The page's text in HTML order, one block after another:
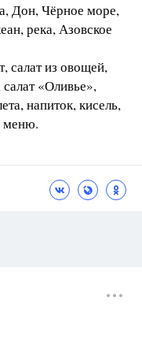
Дон, Чёрное море,
река, Азовское
салат из овощей,
«Оливье»,
напиток, кисель,
меню.